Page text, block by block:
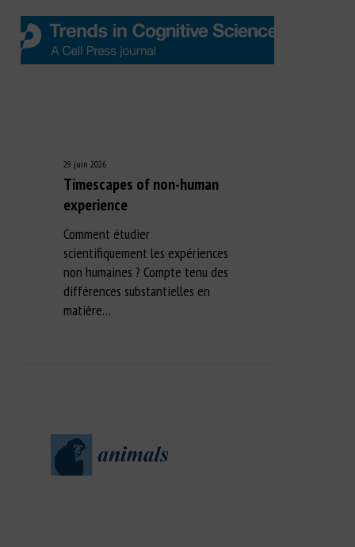
29 juin 2026
Timescapes of non-human
experience
Comment étudier
scientifiquement les expériences
non humaines ? Compte tenu des
différences substantielles en
matière…